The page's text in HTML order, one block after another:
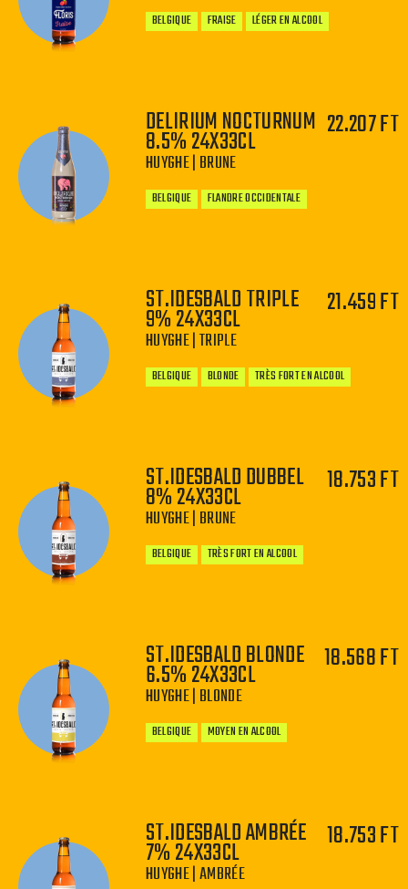
BELGIQUE FRAISE LÉGER EN ALCOOL
− +
DELIRIUM NOCTURNUM
8.5% 24X33CL
HUYGHE | BRUNE
22.207 FT
BELGIQUE FLANDRE OCCIDENTALE
−
ST.IDESBALD TRIPLE
9% 24X33CL
HUYGHE | TRIPLE
21.459 FT
BELGIQUE BLONDE TRÈS FORT EN ALCOOL
−
ST.IDESBALD DUBBEL
8% 24X33CL
HUYGHE | BRUNE
18.753 FT
BELGIQUE TRÈS FORT EN ALCOOL
− +
ST.IDESBALD BLONDE
6.5% 24X33CL
HUYGHE | BLONDE
18.568 FT
BELGIQUE MOYEN EN ALCOOL
−
ST.IDESBALD AMBRÉE
7% 24X33CL
HUYGHE | AMBRÉE
18.753 FT